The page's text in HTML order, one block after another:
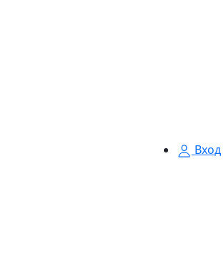
Вход